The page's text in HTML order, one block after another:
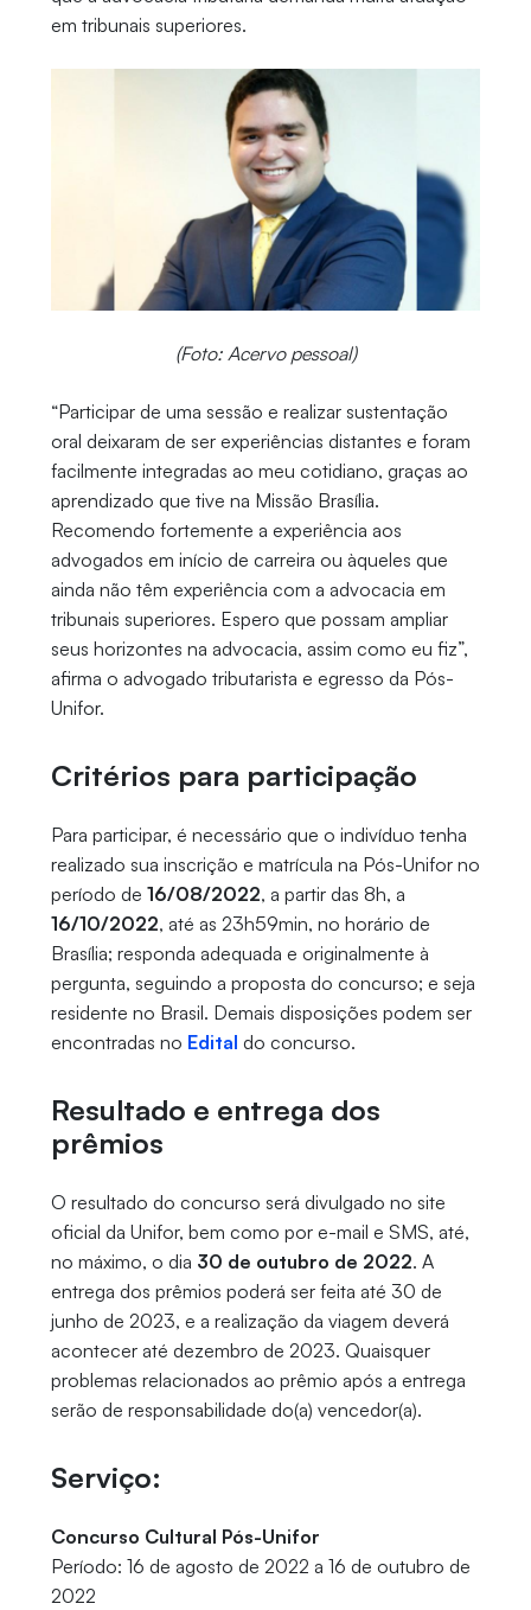
em tribunais superiores.
(Foto: Acervo pessoal)
“Participar de uma sessão e realizar sustentação
oral deixaram de ser experiências distantes e foram
facilmente integradas ao meu cotidiano, graças ao
aprendizado que tive na Missão Brasília.
Recomendo fortemente a experiência aos
advogados em início de carreira ou àqueles que
ainda não têm experiência com a advocacia em
tribunais superiores. Espero que possam ampliar
seus horizontes na advocacia, assim como eu fiz”,
afirma o advogado tributarista e egresso da Pós-
Unifor.
Critérios para participação
Para participar, é necessário que o indivíduo tenha
realizado sua inscrição e matrícula na Pós-Unifor no
período de 16/08/2022, a partir das 8h, a
16/10/2022, até as 23h59min, no horário de
Brasília; responda adequada e originalmente à
pergunta, seguindo a proposta do concurso; e seja
residente no Brasil. Demais disposições podem ser
encontradas no Edital do concurso.
Resultado e entrega dos
prêmios
O resultado do concurso será divulgado no site
oficial da Unifor, bem como por e-mail e SMS, até,
no máximo, o dia 30 de outubro de 2022. A
entrega dos prêmios poderá ser feita até 30 de
junho de 2023, e a realização da viagem deverá
acontecer até dezembro de 2023. Quaisquer
problemas relacionados ao prêmio após a entrega
serão de responsabilidade do(a) vencedor(a).
Serviço:
Concurso Cultural Pós-Unifor
Período: 16 de agosto de 2022 a 16 de outubro de
2022